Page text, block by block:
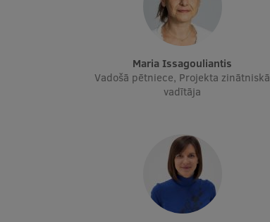
Maria Issagouliantis
Vadošā pētniece, Projekta zinātniskā
vadītāja